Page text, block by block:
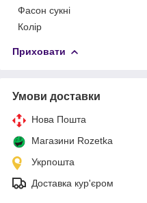
Фасон сукні
Колір
Приховати
Умови доставки
Нова Пошта
Магазини Rozetka
Укрпошта
Доставка кур'єром